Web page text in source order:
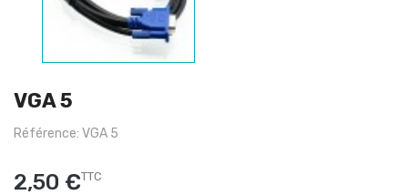
VGA 5
Référence: VGA 5
2,50 €TTC